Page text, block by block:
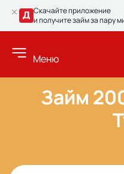
Скачайте приложение
и получите займ за пару
Меню
Займ